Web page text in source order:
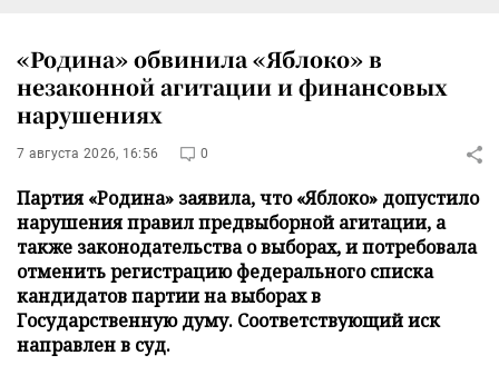
«Родина» обвинила «Яблоко» в
незаконной агитации и финансовых
нарушениях
7 августа 2026, 16:56 0
Партия «Родина» заявила, что «Яблоко» допустило
нарушения правил предвыборной агитации, а
также законодательства о выборах, и потребовала
отменить регистрацию федерального списка
кандидатов партии на выборах в
Государственную думу. Соответствующий иск
направлен в суд.